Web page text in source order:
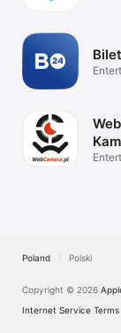
Poland Polski
Copyright © 2026
Internet Service Terms